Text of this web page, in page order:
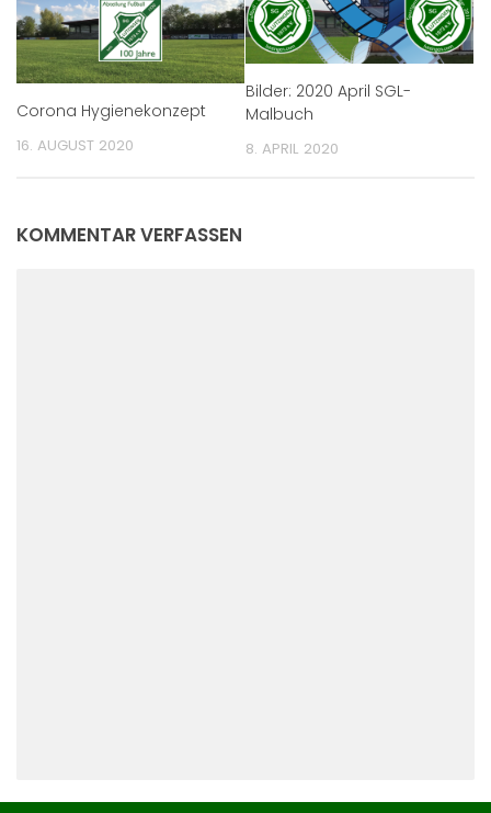
Corona Hygienekonzept
16. AUGUST 2020
Bilder: 2020 April SGL-
Malbuch
8. APRIL 2020
KOMMENTAR VERFASSEN